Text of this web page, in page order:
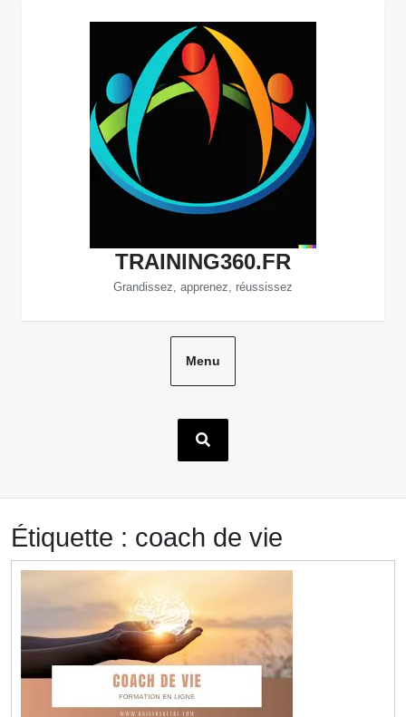
TRAINING360.FR
Grandissez, apprenez, réussissez
Menu
Étiquette : coach de vie